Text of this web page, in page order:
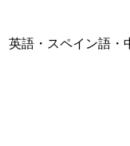
語・スペイン語